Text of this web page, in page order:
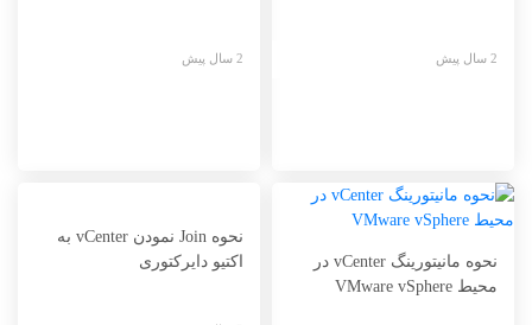
نحوه مانیتورینگ vCenter در
محیط VMware vSphere
نحوه Join نمودن vCenter به
اکتیو دایرکتوری